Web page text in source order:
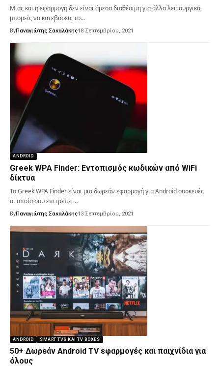
Μιας και η εφαρμογή δεν είναι άμεσα διαθέσιμη για άλλα λειτουργικά,
μπορείς να κατεβάσεις το…
ByΠαναγιώτης Σακαλάκης18 Σεπτεμβρίου, 2021
ANDROID
Greek WPA Finder: Εντοπισμός κωδικών από WiFi
δίκτυα
Το Greek WPA Finder είναι μια δωρεάν εφαρμογή για Android συσκευές
οι οποία σου επιτρέπει…
ByΠαναγιώτης Σακαλάκης13 Σεπτεμβρίου, 2021
ANDROID SMART TVS ΚΑΙ TV BOXES
50+ Δωρεάν Android TV εφαρμογές και παιχνίδια για
όλους